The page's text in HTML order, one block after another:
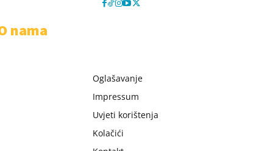
nama
Oglašavanje
Impressum
Uvjeti korištenja
Kolačići